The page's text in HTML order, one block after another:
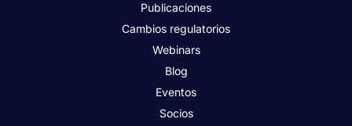
Publicaciones
Cambios regulatorios
Webinars
Blog
Eventos
Socios